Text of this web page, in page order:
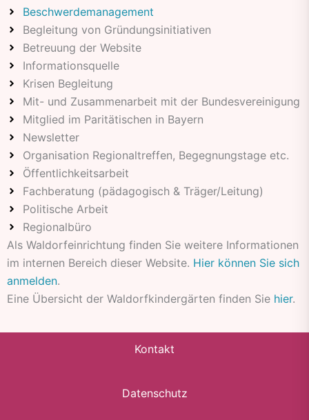
Beschwerdemanagement
Begleitung von Gründungsinitiativen
Betreuung der Website
Informationsquelle
Krisen Begleitung
Mit- und Zusammenarbeit mit der Bundesvereinigung
Mitglied im Paritätischen in Bayern
Newsletter
Organisation Regionaltreffen, Begegnungstage etc.
Öffentlichkeitsarbeit
Fachberatung (pädagogisch & Träger/Leitung)
Politische Arbeit
Regionalbüro
Als Waldorfeinrichtung finden Sie weitere Informationen
im internen Bereich dieser Website. Hier können Sie sich
anmelden.
Eine Übersicht der Waldorfkindergärten finden Sie hier.
Kontakt
Datenschutz